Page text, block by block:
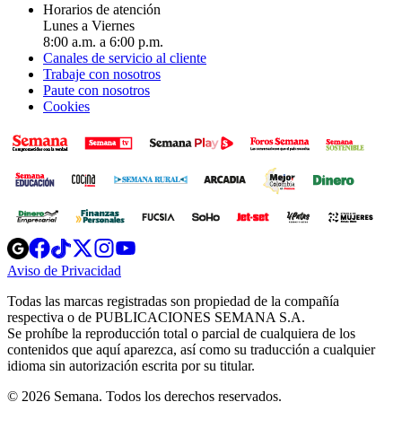
Horarios de atención
Lunes a Viernes
8:00 a.m. a 6:00 p.m.
Canales de servicio al cliente
Trabaje con nosotros
Paute con nosotros
Cookies
Opens
in
new
Opens
in
new
Opens
in
new
window
Opens
new
windowwindow
Aviso de Privacidad
new
window
Todas las marcas registradas son propiedad de la compañía
respectiva o de PUBLICACIONES SEMANA S.A.
Se prohíbe la reproducción total o parcial de cualquiera de los
contenidos que aquí aparezca, así como su traducción a cualquier
idioma sin autorización escrita por su titular.
© 2026 Semana. Todos los derechos reservados.